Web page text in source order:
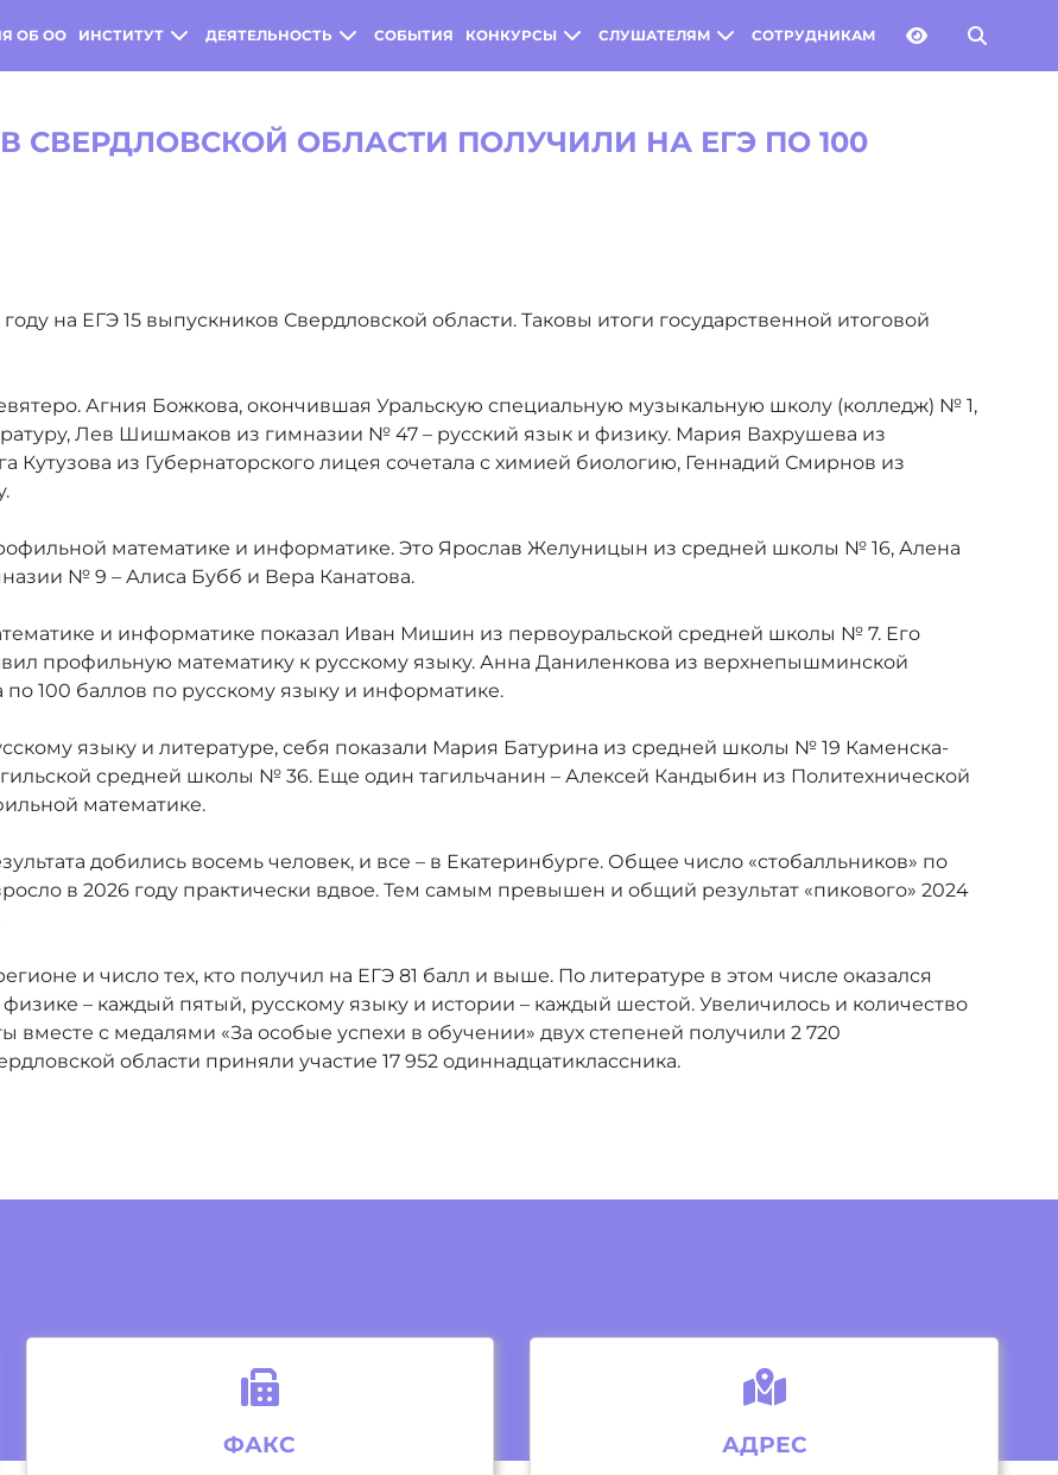
ОБ ОО ИНСТИТУТ ДЕЯТЕЛЬНОСТЬ СОБЫТИЯ КОНКУРСЫ СЛУШАТЕЛЯМ СОТРУДНИКАМ
СВЕРДЛОВСКОЙ ОБЛАСТИ ПОЛУЧИЛИ НА ЕГЭ ПО 100
на ЕГЭ 15 выпускников Свердловской области. Таковы итоги государственной итоговой
Агния Божкова, окончившая Уральскую специальную музыкальную школу (колледж) № 1,
Лев Шишмаков из гимназии № 47 – русский язык и физику. Мария Вахрушева из
из Губернаторского лицея сочетала с химией биологию, Геннадий Смирнов из
математике и информатике. Это Ярослав Желуницын из средней школы № 16, Алена
№ 9 – Алиса Бубб и Вера Канатова.
и информатике показал Иван Мишин из первоуральской средней школы № 7. Его
профильную математику к русскому языку. Анна Даниленкова из верхнепышминской
100 баллов по русскому языку и информатике.
языку и литературе, себя показали Мария Батурина из средней школы № 19 Каменска-
средней школы № 36. Еще один тагильчанин – Алексей Кандыбин из Политехнической
математике.
добились восемь человек, и все – в Екатеринбурге. Общее число «стобалльников» по
в 2026 году практически вдвое. Тем самым превышен и общий результат «пикового» 2024
и число тех, кто получил на ЕГЭ 81 балл и выше. По литературе в этом числе оказался
– каждый пятый, русскому языку и истории – каждый шестой. Увеличилось и количество
вместе с медалями «За особые успехи в обучении» двух степеней получили 2 720
области приняли участие 17 952 одиннадцатиклассника.
ФАКС АДРЕС